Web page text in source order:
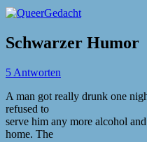
Schwarzer Humor
5 Antworten
A man got really drunk one
refused to
serve him any more alcohol
home. The